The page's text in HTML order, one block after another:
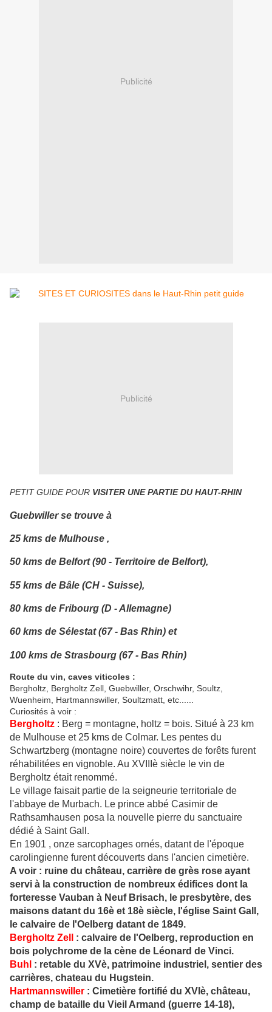
Publicité
Publicité
PETIT GUIDEPOUR VISITER UNE PARTIE DU HAUT-RHIN
Guebwillerse trouve à
25 kms de Mulhouse ,
50 kms de Belfort (90 - Territoire de Belfort),
55 kms de Bâle (CH - Suisse),
80 kms de Fribourg (D - Allemagne)
60 kms de Sélestat (67 - Bas Rhin) et
100 kms de Strasbourg (67 - Bas Rhin)
Route du vin, caves viticoles :
Bergholtz, Bergholtz Zell, Guebwiller, Orschwihr, Soultz,
Wuenheim, Hartmannswiller, Soultzmatt, etc......
Curiosités à voir :
Bergholtz : Berg = montagne, holtz = bois. Situé à 23 km
de Mulhouse et 25 kms de Colmar. Les pentes du
Schwartzberg (montagne noire) couvertes de forêts furent
réhabilitées en vignoble. Au XVIIIè siècle le vin de
Bergholtz était renommé.
Le village faisait partie de la seigneurie territoriale de
l'abbaye de Murbach. Le prince abbé Casimir de
Rathsamhausen posa la nouvelle pierre du sanctuaire
dédié à Saint Gall.
En 1901 , onze sarcophages ornés, datant de l'époque
carolingienne furent découverts dans l'ancien cimetière.
A voir : ruine du château, carrière de grès rose ayant
servi à la construction de nombreux édifices dont la
forteresse Vauban à Neuf Brisach, le presbytère, des
maisons datant du 16è et 18è siècle, l'église Saint Gall,
le calvaire de l'Oelberg datant de 1849.
Bergholtz Zell
: calvaire de l'Oelberg, reproduction en
bois polychrome de la cène de Léonard de Vinci.
Buhl : retable du XVè, patrimoine industriel, sentier des
carrières, chateau du Hugstein.
Hartmannswiller : Cimetière fortifié du XVIè, château,
champ de bataille du Vieil Armand (guerre 14-18),